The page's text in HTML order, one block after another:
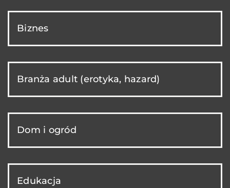
Biznes
Branża adult (erotyka, hazard)
Dom i ogród
Edukacja